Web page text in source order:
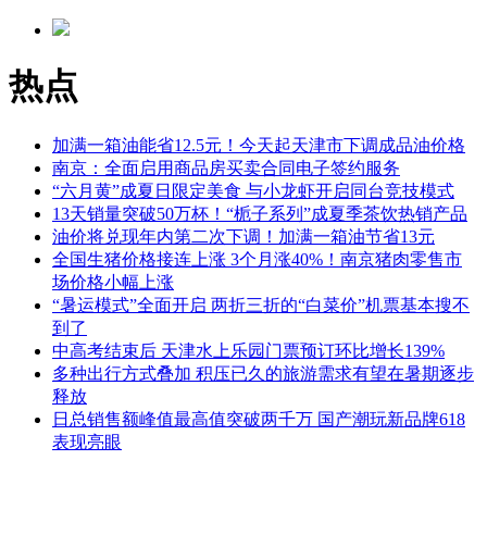
热点
加满一箱油能省12.5元！今天起天津市下调成品油价格
南京：全面启用商品房买卖合同电子签约服务
“六月黄”成夏日限定美食 与小龙虾开启同台竞技模式
13天销量突破50万杯！“栀子系列”成夏季茶饮热销产品
油价将兑现年内第二次下调！加满一箱油节省13元
全国生猪价格接连上涨 3个月涨40%！南京猪肉零售市
场价格小幅上涨
“暑运模式”全面开启 两折三折的“白菜价”机票基本搜不
到了
中高考结束后 天津水上乐园门票预订环比增长139%
多种出行方式叠加 积压已久的旅游需求有望在暑期逐步
释放
日总销售额峰值最高值突破两千万 国产潮玩新品牌618
表现亮眼